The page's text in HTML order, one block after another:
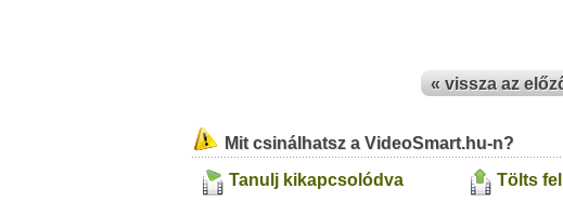
« vissza az
Mit csinálhatsz a VideoSmart.hu-n?
Tanulj kikapcsolódva
Tölts